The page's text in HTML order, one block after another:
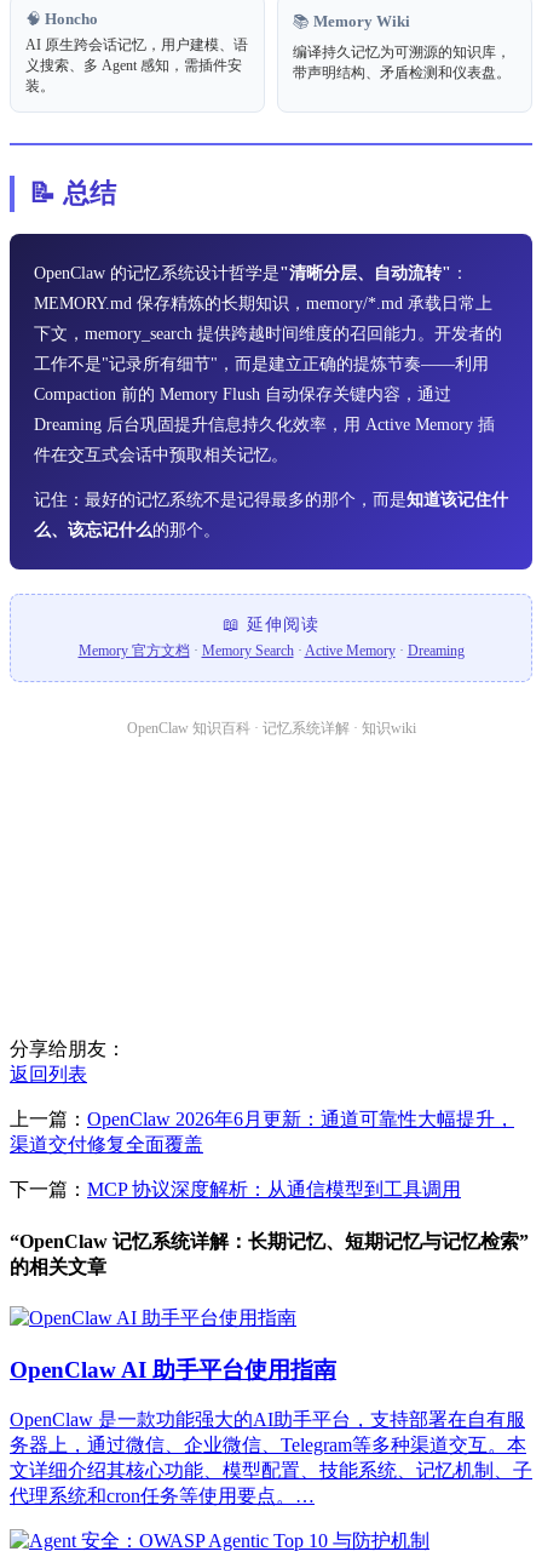
🧠 Honcho
AI 原生跨会话记忆，用户建模、语
义搜索、多 Agent 感知，需插件安
装。
📚 Memory Wiki
编译持久记忆为可溯源的知识库，
带声明结构、矛盾检测和仪表盘。
📝 总结
OpenClaw 的记忆系统设计哲学是"清晰分层、自动流转" ：
MEMORY.md 保存精炼的长期知识，memory/*.md 承载日常上
下文，memory_search 提供跨越时间维度的召回能力。开发者的
工作不是"记录所有细节"，而是建立正确的提炼节奏——利用
Compaction 前的 Memory Flush 自动保存关键内容，通过
Dreaming 后台巩固提升信息持久化效率，用 Active Memory 插
件在交互式会话中预取相关记忆。
记住：最好的记忆系统不是记得最多的那个，而是知道该记住什
么、该忘记什么的那个。
📖 延伸阅读
Memory 官方文档· Memory Search· Active Memory· Dreaming
OpenClaw 知识百科 · 记忆系统详解 · 知识wiki
分享给朋友：
返回列表
上一篇： OpenClaw 2026年6月更新：通道可靠性大幅提升，
渠道交付修复全面覆盖
下一篇： MCP 协议深度解析：从通信模型到工具调用
“OpenClaw 记忆系统详解：长期记忆、短期记忆与记忆检索”
的相关文章
OpenClaw AI 助手平台使用指南
OpenClaw 是一款功能强大的AI助手平台，支持部署在自有服
务器上，通过微信、企业微信、Telegram等多种渠道交互。本
文详细介绍其核心功能、模型配置、技能系统、记忆机制、子
代理系统和cron任务等使用要点。…